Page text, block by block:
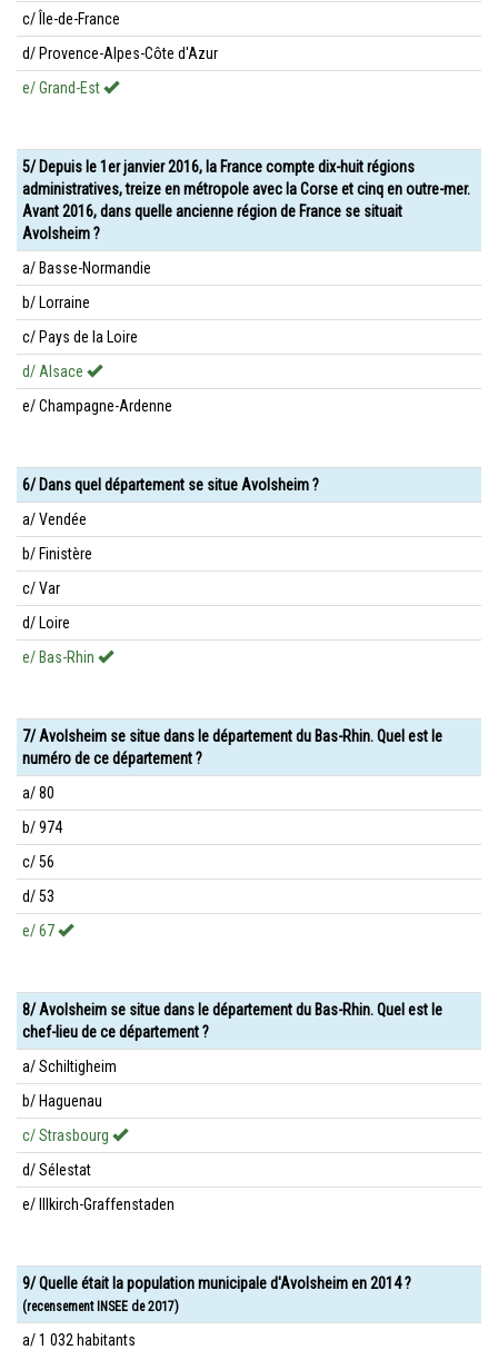
c/ Île-de-France
d/ Provence-Alpes-Côte d'Azur
e/ Grand-Est
5/ Depuis le 1er janvier 2016, la France compte dix-huit régions
administratives, treize en métropole avec la Corse et cinq en outre-mer.
Avant 2016, dans quelle ancienne région de France se situait
Avolsheim ?
a/ Basse-Normandie
b/ Lorraine
c/ Pays de la Loire
d/ Alsace
e/ Champagne-Ardenne
6/ Dans quel département se situe Avolsheim ?
a/ Vendée
b/ Finistère
c/ Var
d/ Loire
e/ Bas-Rhin
7/ Avolsheim se situe dans le département du Bas-Rhin. Quel est le
numéro de ce département ?
a/ 80
b/ 974
c/ 56
d/ 53
e/ 67
8/ Avolsheim se situe dans le département du Bas-Rhin. Quel est le
chef-lieu de ce département ?
a/ Schiltigheim
b/ Haguenau
c/ Strasbourg
d/ Sélestat
e/ Illkirch-Graffenstaden
9/ Quelle était la population municipale d'Avolsheim en 2014 ?
(recensement INSEE de 2017)
a/ 1 032 habitants